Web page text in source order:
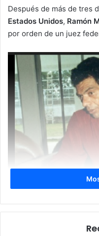
Después de más de tres
Estados Unidos, Ramón
por orden de un juez